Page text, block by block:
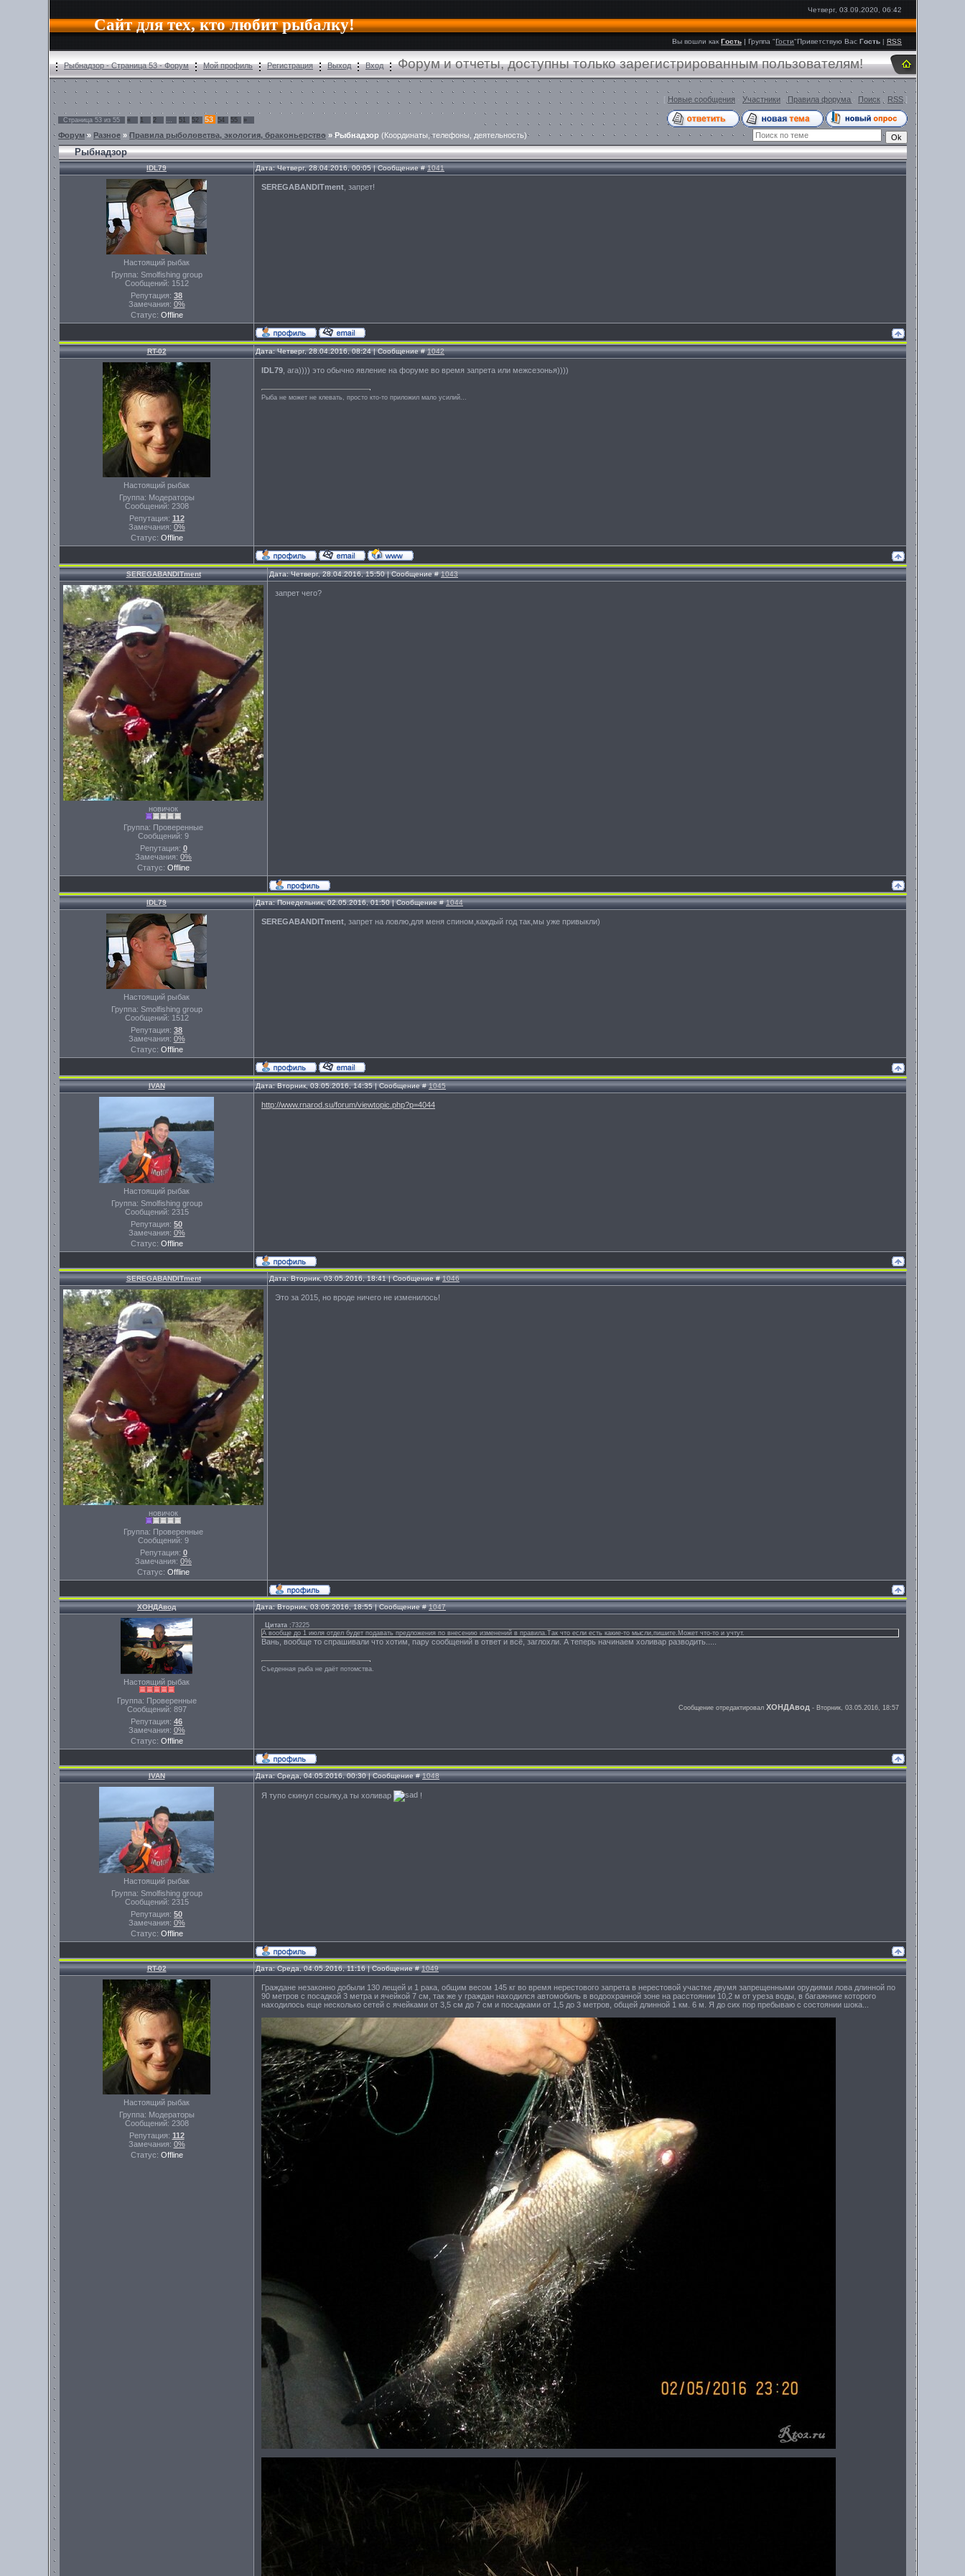
Сайт для тех, кто любит рыбалку!
Четверг, 03.09.2020, 06:42
Вы вошли как Гость|Группа"Гости"Приветствую Вас Гость |RSS
Рыбнадзор - Страница 53 - Форум Мой профиль Регистрация Выход Вход Форум и отчеты, доступны только зарегистрированным пользователям!
[ Новые сообщения Участники Правила форума Поиск RSS ]
Страница 53 из 55 « 1 2 … 51 52 53 54 55 »
Форум» Разное » Правила рыболовства, экология, браконьерство »Рыбнадзор (Координаты, телефоны, деятельность)
Рыбнадзор
IDL79 Дата: Четверг, 28.04.2016, 00:05 | Сообщение #1041
Настоящий рыбак
Группа: Smolfishing group
Сообщений: 1512
Репутация: 38
Замечания: 0%
Статус: Offline
SEREGABANDITment , запрет!
RT-02 Дата: Четверг, 28.04.2016, 08:24 | Сообщение #1042
Настоящий рыбак
Группа: Модераторы
Сообщений: 2308
Репутация: 112
Замечания: 0%
Статус: Offline
IDL79 , ага)))) это обычно явление на форуме во время запрета или межсезонья))))
Рыба не может не клевать, просто кто-то приложил мало усилий...
SEREGABANDITment Дата: Четверг, 28.04.2016, 15:50 | Сообщение #1043
новичок
Группа: Проверенные
Сообщений: 9
Репутация: 0
Замечания: 0%
Статус: Offline
запрет чего?
IDL79 Дата: Понедельник, 02.05.2016, 01:50 | Сообщение #1044
Настоящий рыбак
Группа: Smolfishing group
Сообщений: 1512
Репутация: 38
Замечания: 0%
Статус: Offline
SEREGABANDITment , запрет на ловлю,для меня спином,каждый год так,мы уже привыкли)
IVAN Дата: Вторник, 03.05.2016, 14:35 | Сообщение #1045
Настоящий рыбак
Группа: Smolfishing group
Сообщений: 2315
Репутация: 50
Замечания: 0%
Статус: Offline
http://www.rnarod.su/forum/viewtopic.php?p=4044
SEREGABANDITment Дата: Вторник, 03.05.2016, 18:41 | Сообщение #1046
новичок
Группа: Проверенные
Сообщений: 9
Репутация: 0
Замечания: 0%
Статус: Offline
Это за 2015, но вроде ничего не изменилось!
ХОНДАвод Дата: Вторник, 03.05.2016, 18:55 | Сообщение #1047
Настоящий рыбак
Группа: Проверенные
Сообщений: 897
Репутация: 46
Замечания: 0%
Статус: Offline
Цитата ;73225
А вообще до 1 июля отдел будет подавать предложения по внесению изменений в правила.Так что если есть какие-то мысли,пишите.Может что-то и учтут.
Вань, вообще то спрашивали что хотим, пару сообщений в ответ и всё, заглохли. А теперь начинаем холивар разводить.....
Съеденная рыба не даёт потомства.
Сообщение отредактировал ХОНДАвод - Вторник, 03.05.2016, 18:57
IVAN Дата: Среда, 04.05.2016, 00:30 | Сообщение #1048
Настоящий рыбак
Группа: Smolfishing group
Сообщений: 2315
Репутация: 50
Замечания: 0%
Статус: Offline
Я тупо скинул ссылку,а ты холивар !
RT-02 Дата: Среда, 04.05.2016, 11:16 | Сообщение #1049
Настоящий рыбак
Группа: Модераторы
Сообщений: 2308
Репутация: 112
Замечания: 0%
Статус: Offline
Граждане незаконно добыли 130 лещей и 1 рака, общим весом 145 кг во время нерестового запрета в нерестовой участке двумя запрещенными орудиями лова длинной по
90 метров с посадкой 3 метра и ячейкой 7 см, так же у граждан находился автомобиль в водоохранной зоне на расстоянии 10,2 м от уреза воды, в багажнике которого
находилось еще несколько сетей с ячейками от 3,5 см до 7 см и посадками от 1,5 до 3 метров, общей длинной 1 км. 6 м. Я до сих пор пребываю с состоянии шока...